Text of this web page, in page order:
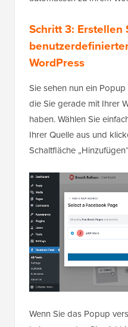
Schritt 3: Erstellen
WordPress
Sie sehen nun ein
die Sie gerade mit Ihrer
haben. Wählen Sie
Ihrer Quelle aus und
Schaltfläche
Wenn Sie das Popup